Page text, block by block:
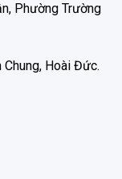
Phường Trường
Chung, Hoài Đức.